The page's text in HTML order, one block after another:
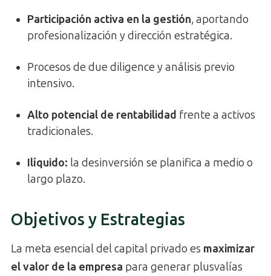
Participación activa en la gestión, aportando
profesionalización y dirección estratégica.
Procesos de due diligence y análisis previo
intensivo.
Alto potencial de rentabilidad frente a activos
tradicionales.
Ilíquido: la desinversión se planifica a medio o
largo plazo.
Objetivos y Estrategias
La meta esencial del capital privado es maximizar
el valor de la empresa para generar plusvalías